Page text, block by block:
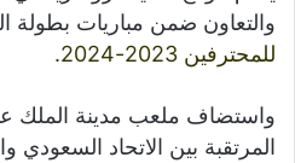
والتعاون ضمن مباريات بطولة
للمحترفين
واستضاف ملعب مدينة الملك عبد
المرتقبة بين الاتحاد السعودي